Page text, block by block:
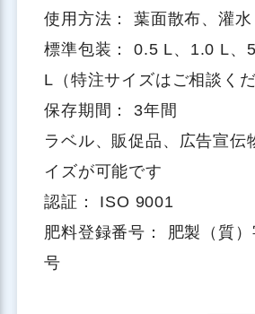
使用方法： 葉面散布、灌水
標準包装： 0.5 L、1.0 L、
L（特注サイズはご相談くだ
保存期間： 3年間
ラベル、販促品、広告宣伝
イズが可能です
認証： ISO 9001
肥料登録番号： 肥製（質
号